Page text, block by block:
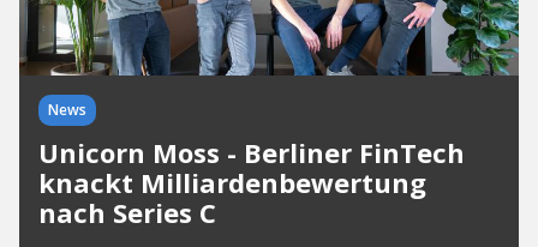
News
Unicorn Moss - Berliner FinTech
knackt Milliardenbewertung
nach Series C